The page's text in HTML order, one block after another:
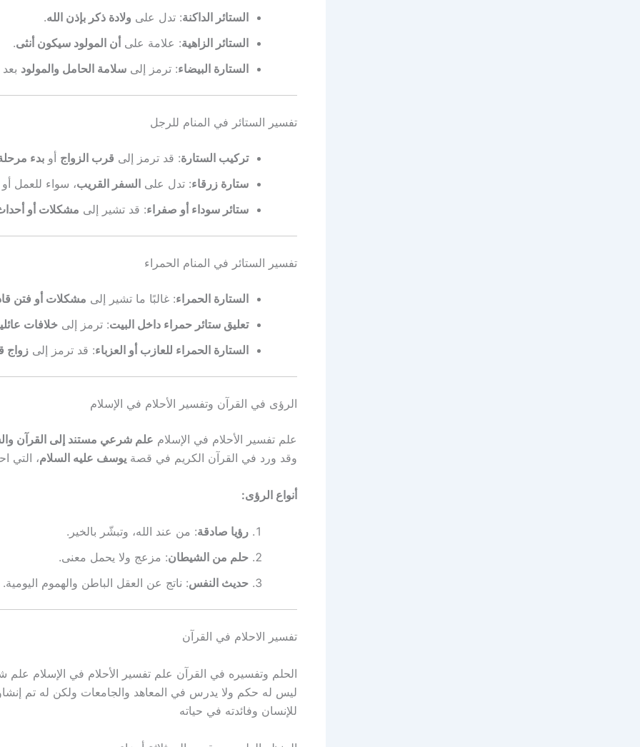
الستائر الداكنة: تدل على ولادة ذكر بإذن الله.
الستائر الزاهية: علامة على أن المولود سيكون أنثى.
الستارة البيضاء: ترمز إلى سلامة الحامل والمولود بعد
تفسير الستائر في المنام للرجل
تركيب الستارة: قد ترمز إلى قرب الزواج أو بدء
ستارة زرقاء: تدل على السفر القريب، سواء للعمل
ستائر سوداء أو صفراء: قد تشير إلى مشكلات أو
تفسير الستائر في المنام الحمراء
الستارة الحمراء: غالبًا ما تشير إلى مشكلات أو فتن
تعليق ستائر حمراء داخل البيت: ترمز إلى خلافات
الستارة الحمراء للعازب أو العزباء: قد ترمز إلى زواج
الرؤى في القرآن وتفسير الأحلام في الإسلام
علم تفسير الأحلام في الإسلام علم شرعي مستند إلى القرآن
وقد ورد في القرآن الكريم في قصة يوسف عليه السلام، التي
أنواع الرؤى:
رؤيا صادقة: من عند الله، وتبشّر بالخير.
حلم من الشيطان: مزعج ولا يحمل معنى.
حديث النفس: ناتج عن العقل الباطن والهموم اليومية.
تفسير الاحلام في القرآن
الحلم وتفسيره في القرآن علم تفسير الأحلام في الإسلام
ليس له حكم ولا يدرس في المعاهد والجامعات ولكن له تم
للإنسان وفائدته في حياته